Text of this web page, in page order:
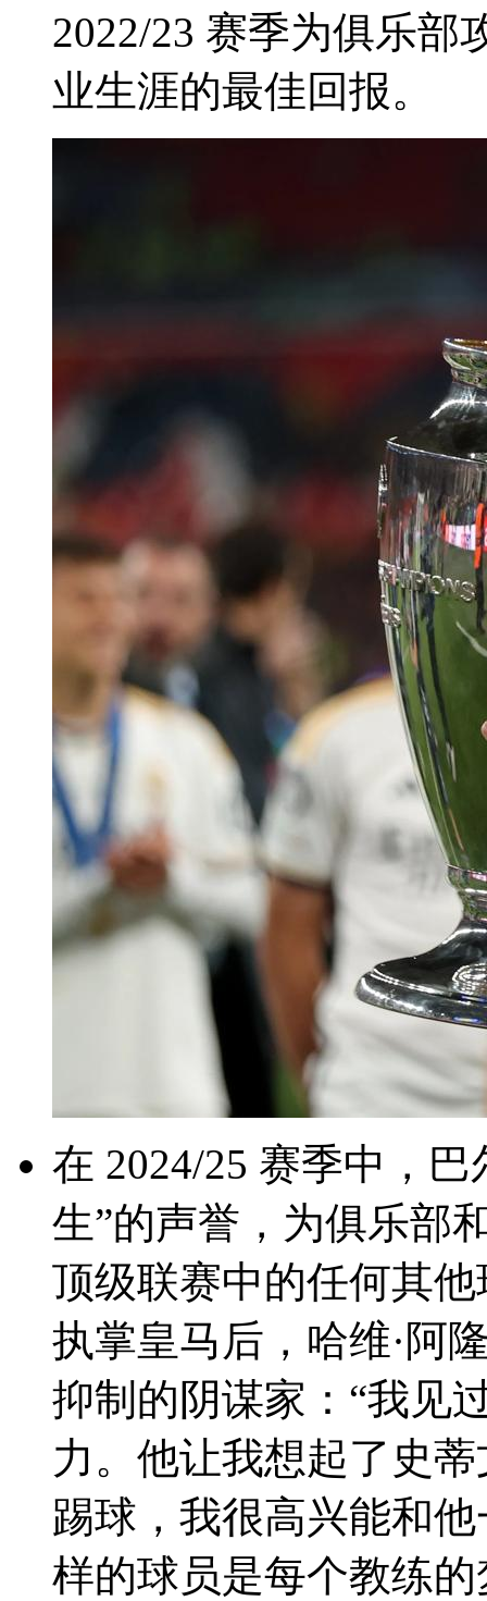
2022/23 赛季为俱乐部
业生涯的最佳回报。
在 2024/25 赛季中
生”的声誉，为俱乐
顶级联赛中的任何其
执掌皇马后，哈维·
抑制的阴谋家：“我
力。他让我想起了史
踢球，我很高兴能
样的球员是每个教练的